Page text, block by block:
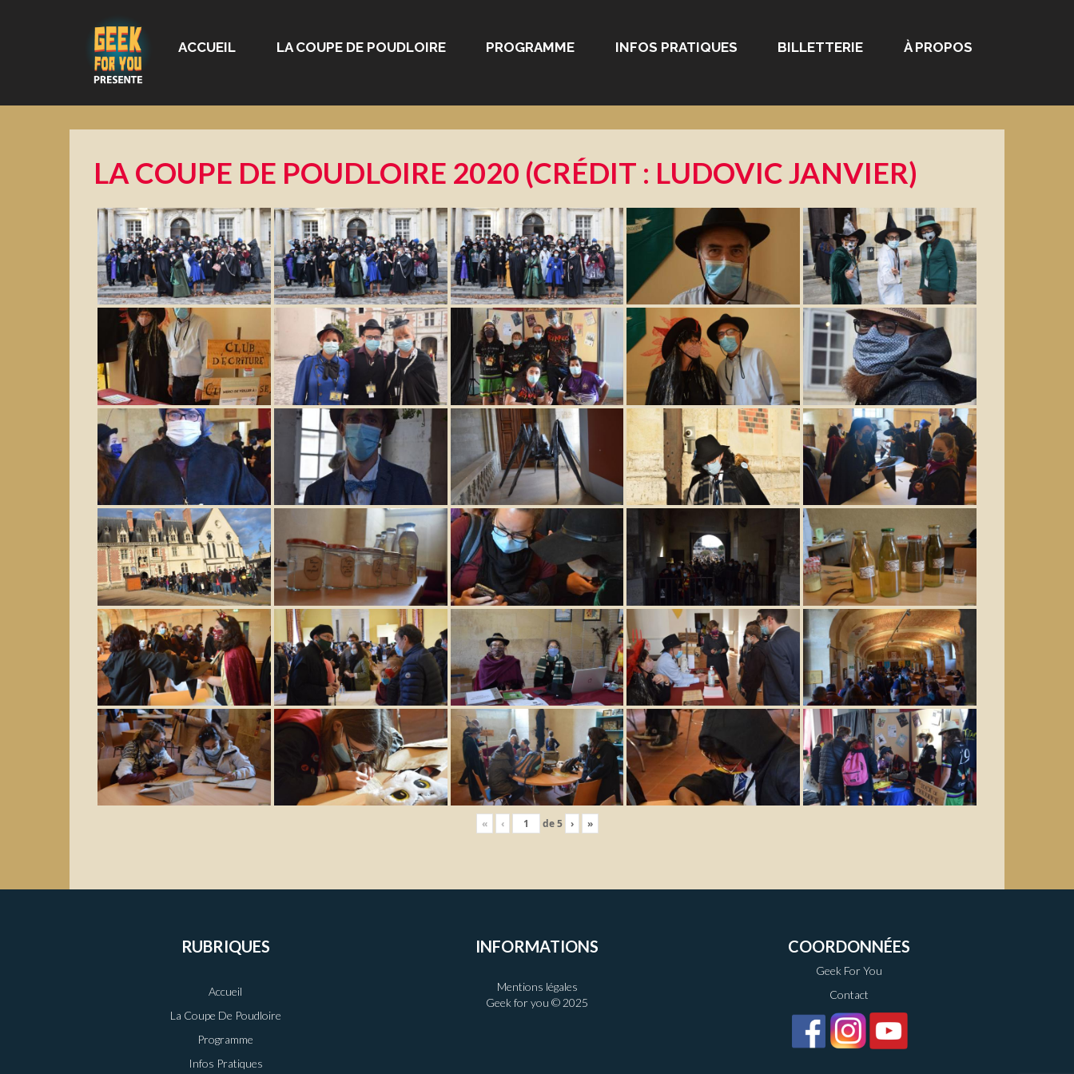
ACCUEIL LA COUPE DE POUDLOIRE PROGRAMME INFOS PRATIQUES BILLETTERIE À PROPOS
LA COUPE DE POUDLOIRE 2020 (CRÉDIT : LUDOVIC JANVIER)
« ‹ de5 › »
RUBRIQUES
Accueil
La Coupe De Poudloire
Programme
Infos Pratiques
INFORMATIONS
Mentions légales
Geek for you © 2025
COORDONNÉES
Geek For You
Contact